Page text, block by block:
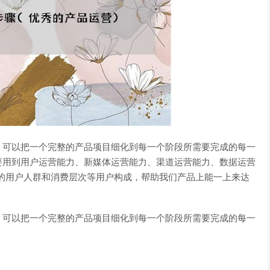
以把一个完整的产品项目细化到每一个阶段所需要完成的每一
到用户运营能力、新媒体运营能力、渠道运营能力、数据运营
户人群和消费层次等用户构成，帮助我们产品上能一上来达
以把一个完整的产品项目细化到每一个阶段所需要完成的每一